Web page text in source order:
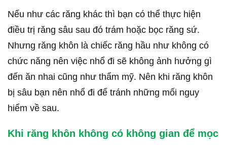
Nếu như các răng khác thì bạn có thể thực hiện
điều trị răng sâu sau đó trám hoặc bọc răng sứ.
Nhưng răng khôn là chiếc răng hầu như không có
chức năng nên việc nhổ đi sẽ không ảnh hưởng gì
đến ăn nhai cũng như thẩm mỹ. Nên khi răng khôn
bị sâu bạn nên nhổ đi để tránh những mối nguy
hiểm về sau.
Khi răng khôn không có không gian để mọc